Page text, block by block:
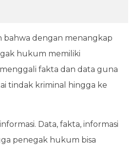
bahwa dengan menangkap
hukum memiliki
fakta dan data guna
tindak kriminal hingga ke
Data, fakta, informasi
penegak hukum bisa